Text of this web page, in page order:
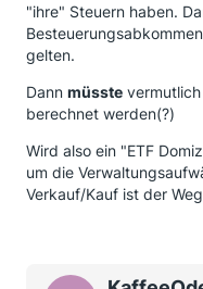
"ihre" Steuern haben.
gelten.
Dann müsste
berechnet werden(?)
Wird also ein "ETF
um die
Verkauf/Kauf ist der